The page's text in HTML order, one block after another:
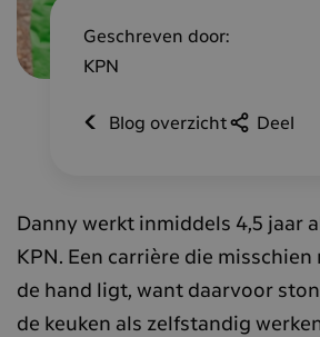
Geschreven door:
KPN
Blog overzicht Deel
Danny werkt inmiddels 4,5 jaar
KPN. Een carrière die
de hand ligt, want daarvoor
de keuken als zelfstandig